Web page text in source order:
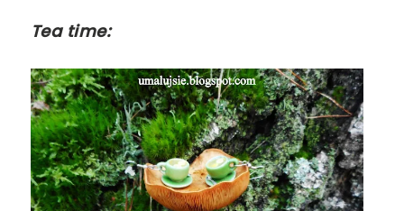
Tea time: